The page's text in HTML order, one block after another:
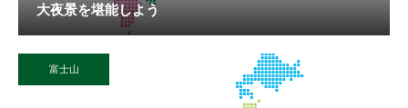
大夜景を堪能しよう
富士山